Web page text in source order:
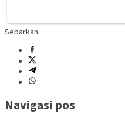
Sebarkan
Navigasi pos